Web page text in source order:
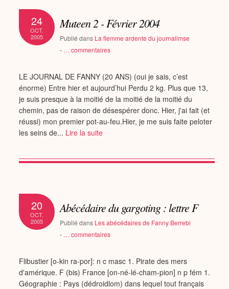
24
OCT.
2005
Muteen 2 - Février 2004
Publié dans La flemme ardente du journalimse
- … commentaires
LE JOURNAL DE FANNY (20 ANS) (oui je sais, c’est
énorme) Entre hier et aujourd’hui Perdu 2 kg. Plus que 13,
je suis presque à la moitié de la moitié de la moitié du
chemin, pas de raison de désespérer donc. Hier, j'ai fait (et
réussi) mon premier pot-au-feu.Hier, je me suis faite peloter
les seins de... Lire la suite
20
OCT.
2005
Abécédaire du gargoting : lettre F
Publié dans Les abécédaires de Fanny Berrebi
- … commentaires
Flibustier [o-kin ra-por]: n c masc 1. Pirate des mers
d'amérique. F (bis) France [on-né-lé-cham-pion] n p fém 1.
Géographie : Pays (dédroidlom) dans lequel tout français